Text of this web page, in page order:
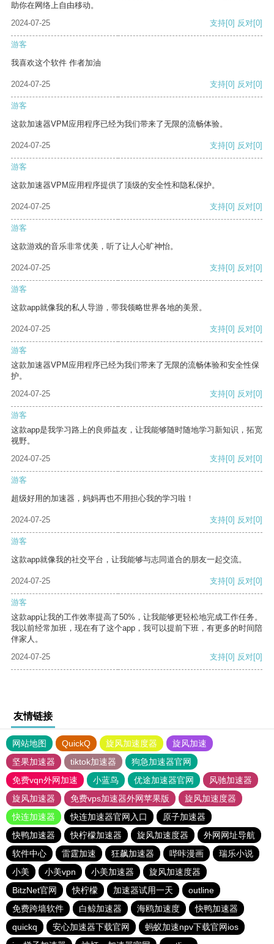
助你在网络上自由移动。
2024-07-25
支持[0] 反对[0]
游客
我喜欢这个软件 作者加油
2024-07-25 支持[0] 反对[0]
游客
这款加速器VPM应用程序已经为我们带来了无限的流畅体验。
2024-07-25 支持[0] 反对[0]
游客
这款加速器VPM应用程序提供了顶级的安全性和隐私保护。
2024-07-25 支持[0] 反对[0]
游客
这款游戏的音乐非常优美，听了让人心旷神怡。
2024-07-25 支持[0] 反对[0]
游客
这款app就像我的私人导游，带我领略世界各地的美景。
2024-07-25 支持[0] 反对[0]
游客
这款加速器VPM应用程序已经为我们带来了无限的流畅体验和安全性保
护。
2024-07-25
支持[0] 反对[0]
游客
这款app是我学习路上的良师益友，让我能够随时随地学习新知识，拓宽
视野。
2024-07-25
支持[0] 反对[0]
游客
超级好用的加速器，妈妈再也不用担心我的学习啦！
2024-07-25 支持[0] 反对[0]
游客
这款app就像我的社交平台，让我能够与志同道合的朋友一起交流。
2024-07-25 支持[0] 反对[0]
游客
这款app让我的工作效率提高了50%，让我能够更轻松地完成工作任务。
我以前经常加班，现在有了这个app，我可以提前下班，有更多的时间陪
伴家人。
2024-07-25
支持[0] 反对[0]
友情链接
网站地图 QuickQ 旋风加速度器
旋风加速
坚果加速器
tiktok加速器
狗急加速器官网
免费vqn外网加速
小蓝鸟 优途加速器官网
风驰加速器
旋风加速器
免费vps加速器外网苹果版
旋风加速度器
快连加速器
快连加速器官网入口
原子加速器
快鸭加速器
快柠檬加速器 旋风加速度器
外网网址导航
软件中心
雷霆加速 狂飙加速器 哔咔漫画
瑞乐小说
小美
小美vpn 小美加速器
旋风加速度器
BitzNet官网
快柠檬 加速器试用一天
outline
免费跨墙软件
白鲸加速器 海鸥加速度
快鸭加速器
quickq
安心加速器下载官网
蚂蚁加速npv下载官网ios